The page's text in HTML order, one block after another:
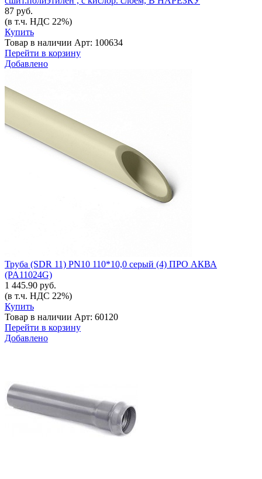
87 руб.
(в т.ч. НДС 22%)
Купить
Товар в наличии Арт: 100634
Перейти в корзину
Добавлено
Труба (SDR 11) PN10 110*10,0 серый (4) ПРО АКВА
(PA11024G)
1 445.90 руб.
(в т.ч. НДС 22%)
Купить
Товар в наличии Арт: 60120
Перейти в корзину
Добавлено